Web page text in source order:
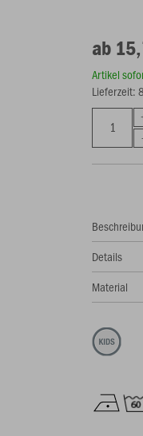
ab
Artikel
Lieferzeit:
Details
Material